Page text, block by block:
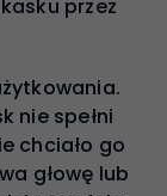
przez
nie spełni
chciało go
głowę lub